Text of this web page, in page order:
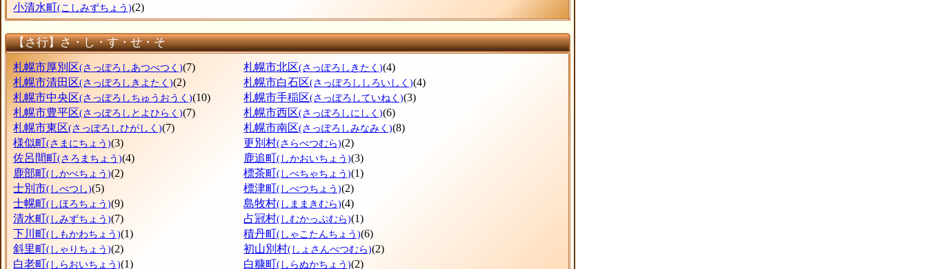
小清水町(こしみずちょう)(2)
【さ行】さ・し・す・せ・そ
札幌市厚別区(さっぽろしあつべつく)(7) 札幌市北区(さっぽろしきたく)(4)
札幌市清田区(さっぽろしきよたく)(2) 札幌市白石区(さっぽろししろいしく)(4)
札幌市中央区(さっぽろしちゅうおうく)(10) 札幌市手稲区(さっぽろしていねく)(3)
札幌市豊平区(さっぽろしとよひらく)(7) 札幌市西区(さっぽろしにしく)(6)
札幌市東区(さっぽろしひがしく)(7) 札幌市南区(さっぽろしみなみく)(8)
様似町(さまにちょう)(3) 更別村(さらべつむら)(2)
佐呂間町(さろまちょう)(4) 鹿追町(しかおいちょう)(3)
鹿部町(しかべちょう)(2) 標茶町(しべちゃちょう)(1)
士別市(しべつし)(5) 標津町(しべつちょう)(2)
士幌町(しほろちょう)(9) 島牧村(しままきむら)(4)
清水町(しみずちょう)(7) 占冠村(しむかっぷむら)(1)
下川町(しもかわちょう)(1) 積丹町(しゃこたんちょう)(6)
斜里町(しゃりちょう)(2) 初山別村(しょさんべつむら)(2)
白老町(しらおいちょう)(1) 白糠町(しらぬかちょう)(2)